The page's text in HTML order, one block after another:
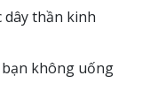
dây thần kinh
không uống